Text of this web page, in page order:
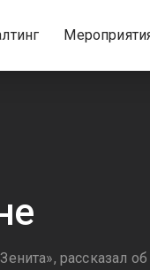
рассказал